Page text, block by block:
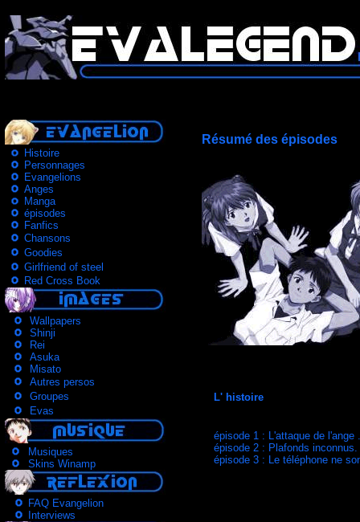
Histoire
Personnages
Evangelions
Anges
Manga
épisodes
Fanfics
Chansons
Goodies
Girlfriend of steel
Red Cross Book
Wallpapers
Shinji
Rei
Asuka
Misato
Autres persos
Groupes
Evas
Musiques
Skins Winamp
FAQ Evangelion
Interviews
Résumé des épisodes
L' histoire
épisode 1 : L'attaque de l'ange .
épisode 2 : Plafonds inconnus.
épisode 3 : Le téléphone ne